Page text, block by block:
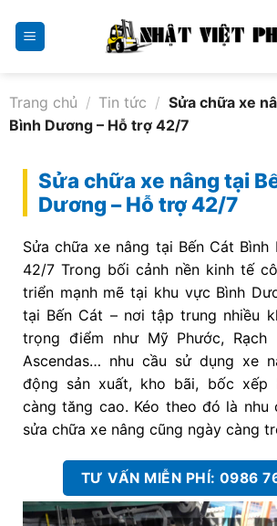
content
Trang chủ / Tin tức / Sửa chữa xe
Bình Dương – Hỗ trợ 42/7
Sửa chữa xe nâng tại
Dương – Hỗ trợ 42/7
Sửa chữa xe nâng tại Bến Cát
42/7 Trong bối cảnh nền kinh tế
triển mạnh mẽ tại khu vực Bình
tại Bến Cát – nơi tập trung nhiều
trọng điểm như Mỹ Phước, Rạch
Ascendas… nhu cầu sử dụng xe
động sản xuất, kho bãi, bốc xếp
càng tăng cao. Kéo theo đó là nhu
sửa chữa xe nâng cũng ngày càng
TƯ VẤN MIỄN PHÍ: 0986